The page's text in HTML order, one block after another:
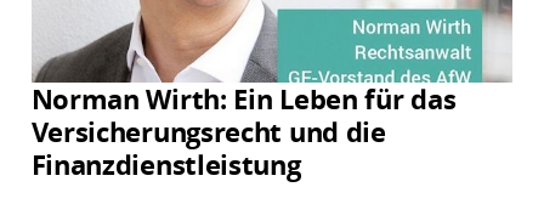
Norman Wirth: Ein Leben für das
Versicherungsrecht und die
Finanzdienstleistung